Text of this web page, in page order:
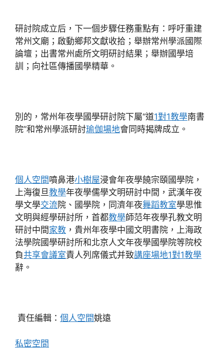
研討院成立后，下一個步驟任務重點有：呼吁重建
常州文廟；啟動鄉邦文獻收拾；舉辦常州學派國際
論壇；出書常州處所文明研討結果；舉辦國學培
訓；向社區傳播國學精華。
別的，常州年夜學國學研討院下屬“道1對1教學南書
院”和常州學派研討瑜伽場地會同時揭牌成立。
個人空間噴鼻港小樹屋浸會年夜學饒宗頤國學院，
上海復旦教學年夜學儒學文明研討中間，武漢年夜
學文學交流 院、國學院，同濟年夜舞蹈教室學思惟
文明與經學研討所，首都教學師范年夜學孔教文明
研討中間家教 ，貴州年夜學中國文明書院，上海政
法學院國學研討所和北京人文年夜學國學院等院校
負共享會議室責人列席儀式并致講座場地1對1教學
辭。
責任編輯： 個人空間姚遠
私密空間